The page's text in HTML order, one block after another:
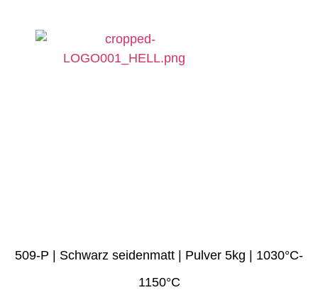
509-P | Schwarz seidenmatt | Pulver 5kg | 1030°C-
1150°C